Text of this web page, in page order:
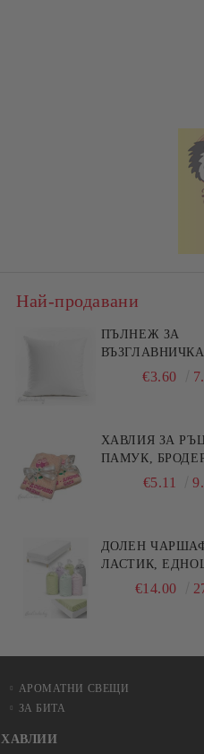
Калъфка за
едноцветна, 100%
различни цветове по
€4.00
Най-продавани
ПЪЛНЕЖ ЗА
€3.60
ХАВЛИЯ ЗА
ПАМУК,
ДОБАРАТА
€5.11
ДОЛЕН
ЛАСТИК,
100% ПАМУК,
€14.00
АРОМАТНИ СВЕЩИ
ЗА БИТА
ХАВЛИИ